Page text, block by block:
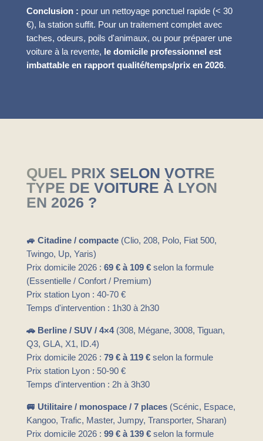
Conclusion : pour un nettoyage ponctuel rapide (< 30
€), la station suffit. Pour un traitement complet avec
taches, odeurs, poils d'animaux, ou pour préparer une
voiture à la revente, le domicile professionnel est
imbattable en rapport qualité/temps/prix en 2026.
QUEL PRIX SELON VOTRE
TYPE DE VOITURE À LYON
EN 2026 ?
🚙 Citadine / compacte(Clio, 208, Polo, Fiat 500,
Twingo, Up, Yaris)
Prix domicile 2026 : 69 € à 109 €selon la formule
(Essentielle / Confort / Premium)
Prix station Lyon : 40-70 €
Temps d'intervention : 1h30 à 2h30
🚗 Berline / SUV / 4×4(308, Mégane, 3008, Tiguan,
Q3, GLA, X1, ID.4)
Prix domicile 2026 : 79 € à 119 €selon la formule
Prix station Lyon : 50-90 €
Temps d'intervention : 2h à 3h30
🚐 Utilitaire / monospace / 7 places(Scénic, Espace,
Kangoo, Trafic, Master, Jumpy, Transporter, Sharan)
Prix domicile 2026 : 99 € à 139 €selon la formule